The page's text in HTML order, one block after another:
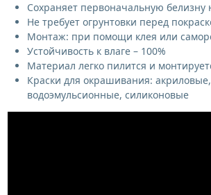
Сохраняет первоначальную белизну
Не требует огрунтовки перед
Монтаж: при помощи клея или
Устойчивость к влаге – 100%
Материал легко пилится и
Краски для окрашивания: акриловые,
водоэмульсионные, силиконовые